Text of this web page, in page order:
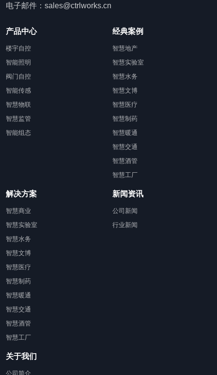
电子邮件：sales@ctrlworks.cn
产品中心
楼宇自控
智能照明
阀门自控
智能传感
智慧物联
智慧监管
智能组态
经典案例
智慧地产
智慧实验室
智慧水务
智慧文博
智慧医疗
智慧制药
智慧暖通
智慧交通
智慧酒管
智慧工厂
解决方案
智慧商业
智慧实验室
智慧水务
智慧文博
智慧医疗
智慧制药
智慧暖通
智慧交通
智慧酒管
智慧工厂
新闻资讯
公司新闻
行业新闻
关于我们
公司简介